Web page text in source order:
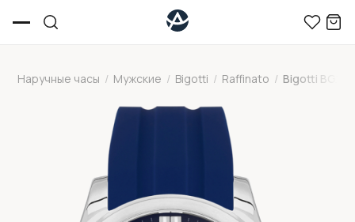
Наручные часы / Мужские / Bigotti / Raffinato / Bigotti